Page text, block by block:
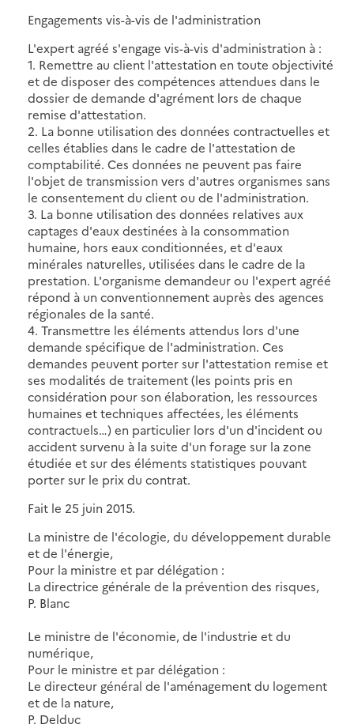
Engagements vis-à-vis de l'administration
L'expert agréé s'engage vis-à-vis d'administration à :
1. Remettre au client l'attestation en toute objectivité
et de disposer des compétences attendues dans le
dossier de demande d'agrément lors de chaque
remise d'attestation.
2. La bonne utilisation des données contractuelles et
celles établies dans le cadre de l'attestation de
comptabilité. Ces données ne peuvent pas faire
l'objet de transmission vers d'autres organismes sans
le consentement du client ou de l'administration.
3. La bonne utilisation des données relatives aux
captages d'eaux destinées à la consommation
humaine, hors eaux conditionnées, et d'eaux
minérales naturelles, utilisées dans le cadre de la
prestation. L'organisme demandeur ou l'expert agréé
répond à un conventionnement auprès des agences
régionales de la santé.
4. Transmettre les éléments attendus lors d'une
demande spécifique de l'administration. Ces
demandes peuvent porter sur l'attestation remise et
ses modalités de traitement (les points pris en
considération pour son élaboration, les ressources
humaines et techniques affectées, les éléments
contractuels…) en particulier lors d'un d'incident ou
accident survenu à la suite d'un forage sur la zone
étudiée et sur des éléments statistiques pouvant
porter sur le prix du contrat.
Fait le 25 juin 2015.
La ministre de l'écologie, du développement durable
et de l'énergie,
Pour la ministre et par délégation :
La directrice générale de la prévention des risques,
P. Blanc
Le ministre de l'économie, de l'industrie et du
numérique,
Pour le ministre et par délégation :
Le directeur général de l'aménagement du logement
et de la nature,
P. Delduc